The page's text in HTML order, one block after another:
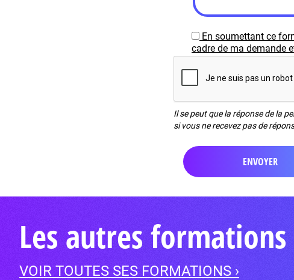
En soumettant ce
cadre de ma demande
Il se peut que la réponse de la
si vous ne recevez pas de
Les autres formations
VOIR TOUTES SES FORMATIONS ›